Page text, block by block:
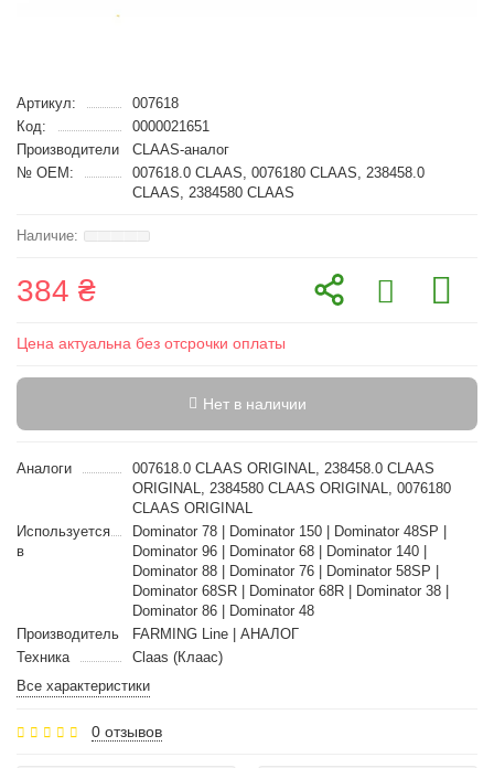
Артикул:
007618
Код:
0000021651
Производители
CLAAS-аналог
№ OEM:
007618.0 CLAAS, 0076180 CLAAS, 238458.0
CLAAS, 2384580 CLAAS
384 ₴
Цена актуальна без отсрочки оплаты
Нет в наличии
Аналоги
007618.0 CLAAS ORIGINAL, 238458.0 CLAAS
ORIGINAL, 2384580 CLAAS ORIGINAL, 0076180
CLAAS ORIGINAL
Используется
в
Dominator 78 | Dominator 150 | Dominator 48SP |
Dominator 96 | Dominator 68 | Dominator 140 |
Dominator 88 | Dominator 76 | Dominator 58SP |
Dominator 68SR | Dominator 68R | Dominator 38 |
Dominator 86 | Dominator 48
Производитель
FARMING Line | АНАЛОГ
Техника
Claas (Клаас)
Все характеристики
0 отзывов